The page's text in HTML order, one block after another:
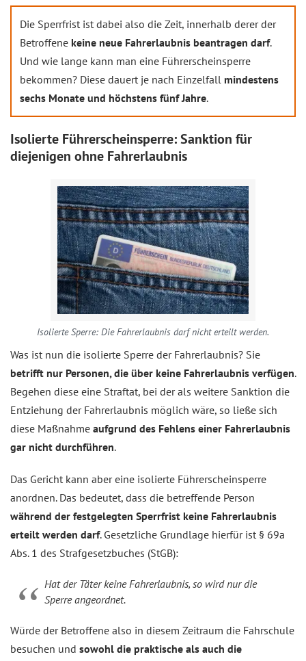
Die Sperrfrist ist dabei also die Zeit, innerhalb derer der
Betroffene keine neue Fahrerlaubnis beantragen darf.
Und wie lange kann man eine Führerscheinsperre
bekommen? Diese dauert je nach Einzelfall mindestens
sechs Monate und höchstens fünf Jahre.
Isolierte Führerscheinsperre: Sanktion für
diejenigen ohne Fahrerlaubnis
Isolierte Sperre: Die Fahrerlaubnis darf nicht erteilt werden.
Was ist nun die isolierte Sperre der Fahrerlaubnis? Sie
betrifft nur Personen, die über keine Fahrerlaubnis verfügen.
Begehen diese eine Straftat, bei der als weitere Sanktion die
Entziehung der Fahrerlaubnis möglich wäre, so ließe sich
diese Maßnahme aufgrund des Fehlens einer Fahrerlaubnis
gar nicht durchführen.
Das Gericht kann aber eine isolierte Führerscheinsperre
anordnen. Das bedeutet, dass die betreffende Person
während der festgelegten Sperrfrist keine Fahrerlaubnis
erteilt werden darf. Gesetzliche Grundlage hierfür ist § 69a
Abs. 1 des Strafgesetzbuches (StGB):
Hat der Täter keine Fahrerlaubnis, so wird nur die
Sperre angeordnet.
Würde der Betroffene also in diesem Zeitraum die Fahrschule
besuchen und sowohl die praktische als auch die